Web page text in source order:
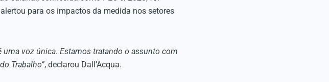
para os impactos da medida nos setores
uma voz única. Estamos tratando o assunto com
Trabalho”, declarou Dall’Acqua.